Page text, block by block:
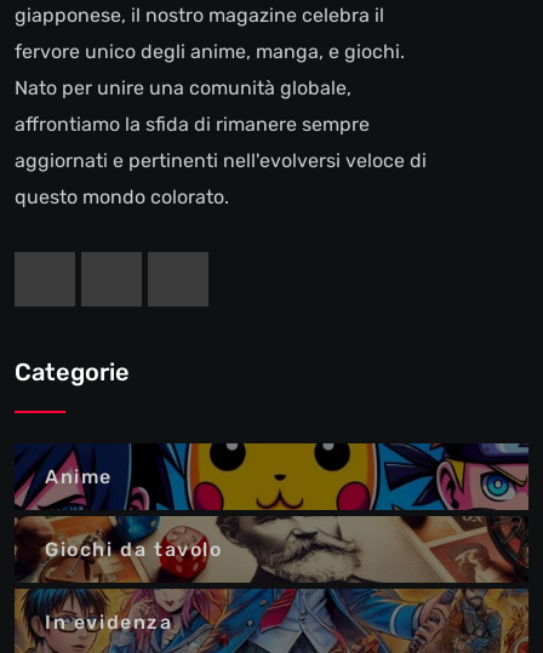
giapponese, il nostro magazine celebra il
fervore unico degli anime, manga, e giochi.
Nato per unire una comunità globale,
affrontiamo la sfida di rimanere sempre
aggiornati e pertinenti nell'evolversi veloce di
questo mondo colorato.
Categorie
Anime
Giochi da tavolo
In evidenza